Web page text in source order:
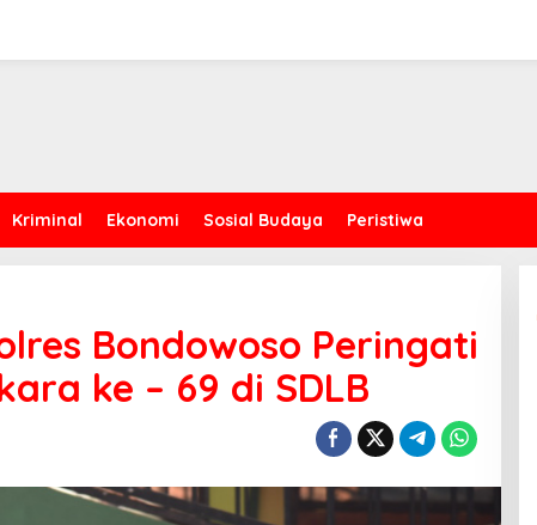
Kriminal Ekonomi Sosial Budaya Peristiwa
Bondowoso Peringati
ke – 69 di SDLB